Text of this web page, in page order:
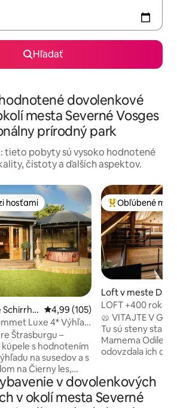
Hľadať
dovolenkové
mesta Severné Vosges
prírodný park
tieto pobyty sú vysoko hodnotené
čistoty a ďalších aspektov.
hosťami
hosťami
Priemerné ohodnotenie 4,99 z
4,99 (105)
Luxe 4* Výhľad
Štrasburgu –
s hodnotením
na susedov a s
na Čierny les,
a Baden-
Haguenau, 1 hodinu
minút od golfového
Najobľúbenejšie
Obľúbené
Loft v meste
LOFT +400 rokov
Štrasburg 20
🥨 VITAJTE V
Tu sú steny
Mamema Odile v
odovzdala ich
Klimatizované
rozlohou 70 m²
autentický
v dovolenkových
v okolí mesta Severné